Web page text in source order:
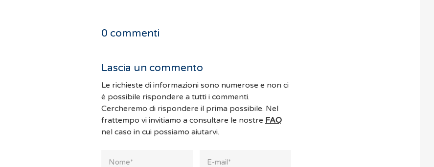
0 commenti
Lascia un commento
Le richieste di informazioni sono numerose e non ci
è possibile rispondere a tutti i commenti.
Cercheremo di rispondere il prima possibile. Nel
frattempo vi invitiamo a consultare le nostre FAQ
nel caso in cui possiamo aiutarvi.